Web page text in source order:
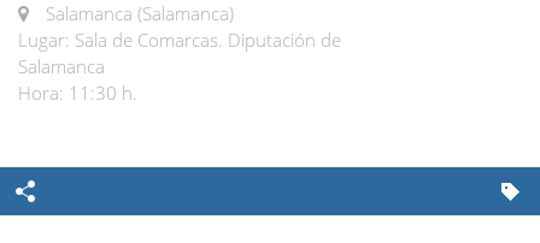
Salamanca (Salamanca)
Lugar: Sala de Comarcas. Diputación de
Salamanca
Hora: 11:30 h.